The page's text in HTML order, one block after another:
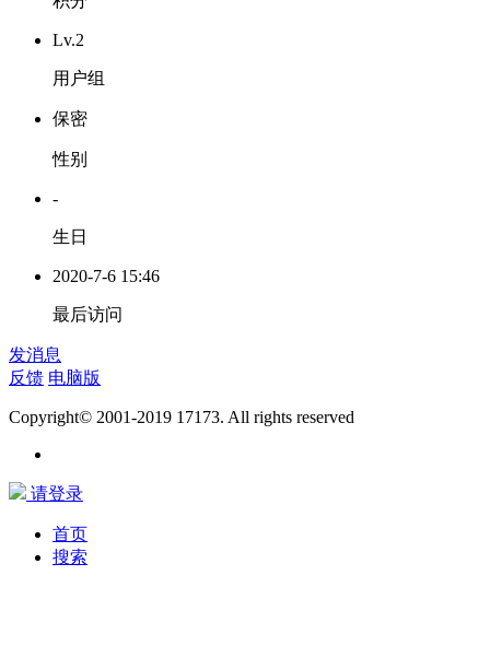
Lv.2
用户组
保密
性别
-
生日
2020-7-6 15:46
最后访问
发消息
反馈 电脑版
Copyright© 2001-2019 17173. All rights reserved
请登录
首页
搜索